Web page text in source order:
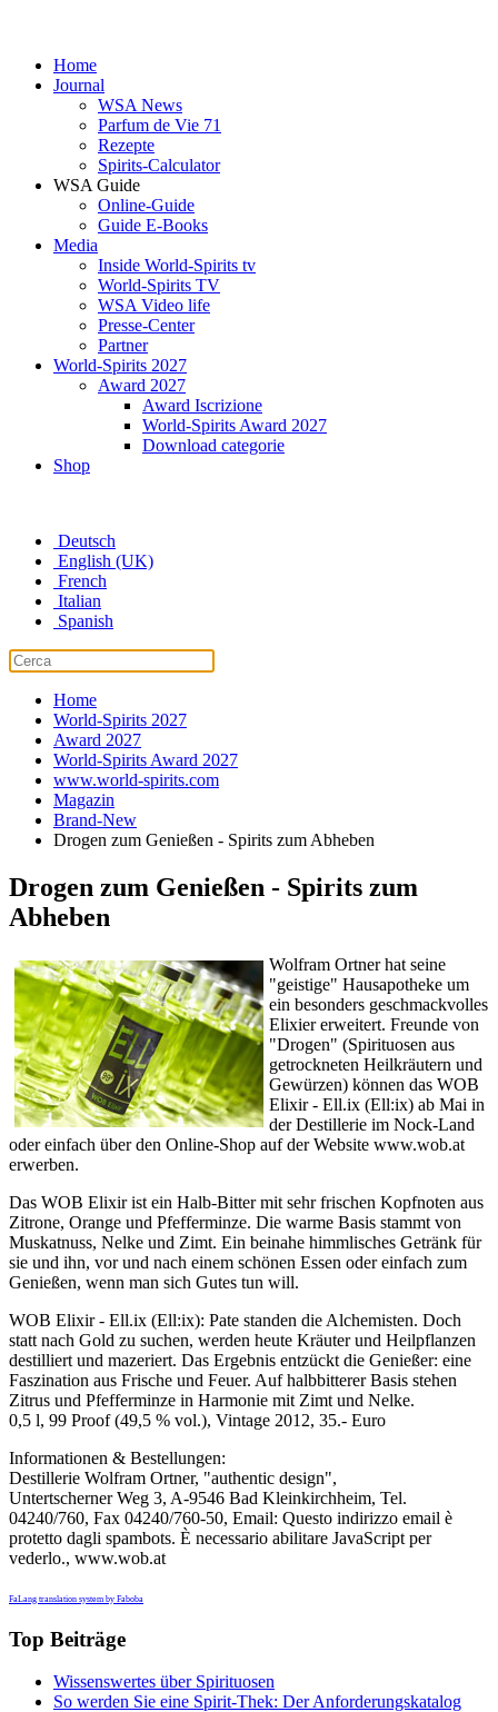
Home
Journal
WSA News
Parfum de Vie 71
Rezepte
Spirits-Calculator
WSA Guide
Online-Guide
Guide E-Books
Media
Inside World-Spirits tv
World-Spirits TV
WSA Video life
Presse-Center
Partner
World-Spirits 2027
Award 2027
Award Iscrizione
World-Spirits Award 2027
Download categorie
Shop
Deutsch
English (UK)
French
Italian
Spanish
Home
World-Spirits 2027
Award 2027
World-Spirits Award 2027
www.world-spirits.com
Magazin
Brand-New
Drogen zum Genießen - Spirits zum Abheben
Drogen zum Genießen - Spirits zum
Abheben
Wolfram Ortner hat seine
"geistige" Hausapotheke um
ein besonders geschmackvolles
Elixier erweitert. Freunde von
"Drogen" (Spirituosen aus
getrockneten Heilkräutern und
Gewürzen) können das WOB
Elixir - Ell.ix (Ell:ix) ab Mai in
der Destillerie im Nock-Land
oder einfach über den Online-Shop auf der Website www.wob.at
erwerben.
Das WOB Elixir ist ein Halb-Bitter mit sehr frischen Kopfnoten aus
Zitrone, Orange und Pfefferminze. Die warme Basis stammt von
Muskatnuss, Nelke und Zimt. Ein beinahe himmlisches Getränk für
sie und ihn, vor und nach einem schönen Essen oder einfach zum
Genießen, wenn man sich Gutes tun will.
WOB Elixir - Ell.ix (Ell:ix): Pate standen die Alchemisten. Doch
statt nach Gold zu suchen, werden heute Kräuter und Heilpflanzen
destilliert und mazeriert. Das Ergebnis entzückt die Genießer: eine
Faszination aus Frische und Feuer. Auf halbbitterer Basis stehen
Zitrus und Pfefferminze in Harmonie mit Zimt und Nelke.
0,5 l, 99 Proof (49,5 % vol.), Vintage 2012, 35.- Euro
Informationen & Bestellungen:
Destillerie Wolfram Ortner, "authentic design",
Untertscherner Weg 3, A-9546 Bad Kleinkirchheim, Tel.
04240/760, Fax 04240/760-50, Email: Questo indirizzo email è
protetto dagli spambots. È necessario abilitare JavaScript per
vederlo., www.wob.at
FaLang translation system by Faboba
Top Beiträge
Wissenswertes über Spirituosen
So werden Sie eine Spirit-Thek: Der Anforderungskatalog